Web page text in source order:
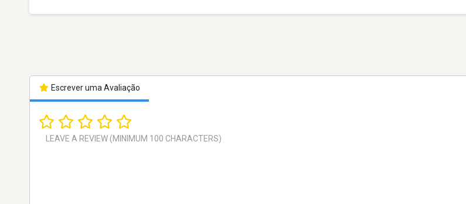
Escrever uma Avaliação